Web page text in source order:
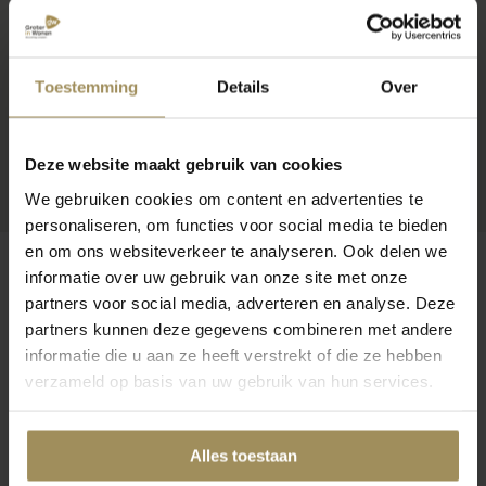
Toestemming Details Over
Deze website maakt gebruik van cookies
We gebruiken cookies om content en advertenties te
personaliseren, om functies voor social media te bieden
en om ons websiteverkeer te analyseren. Ook delen we
informatie over uw gebruik van onze site met onze
partners voor social media, adverteren en analyse. Deze
partners kunnen deze gegevens combineren met andere
informatie die u aan ze heeft verstrekt of die ze hebben
verzameld op basis van uw gebruik van hun services.
Alles toestaan
Op zoek naar meer inspiratie?